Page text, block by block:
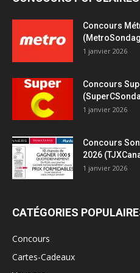
Concours
1 janvier 2026
Concours
1 janvier 2026
Concours
2026
1 janvier 2026
CATÉGORIES
Concours
Cartes-Cadeaux